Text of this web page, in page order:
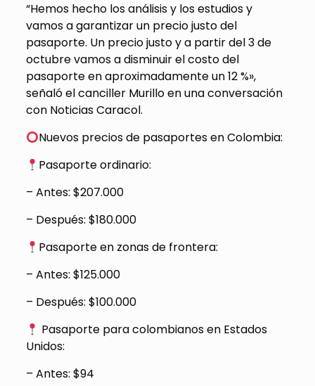
“Hemos hecho los análisis y los estudios y
vamos a garantizar un precio justo del
pasaporte. Un precio justo y a partir del 3 de
octubre vamos a disminuir el costo del
pasaporte en aproximadamente un 12 %»,
señaló el canciller Murillo en una conversación
con Noticias Caracol.
Nuevos precios de pasaportes en Colombia:
Pasaporte ordinario:
– Antes: $207.000
– Después: $180.000
Pasaporte en zonas de frontera:
– Antes: $125.000
– Después: $100.000
Pasaporte para colombianos en Estados
Unidos:
– Antes: $94